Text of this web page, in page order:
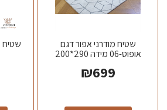
שטיח מודרני אפור דגם
אופוס-06 מידה 290*200
₪699